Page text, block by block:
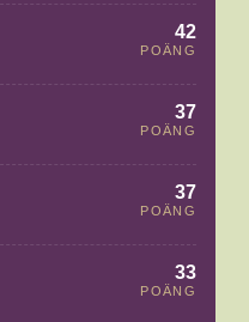
42
POÄNG
37
POÄNG
37
POÄNG
33
POÄNG